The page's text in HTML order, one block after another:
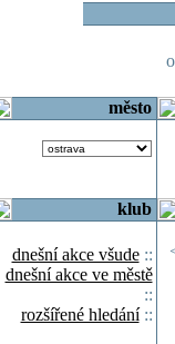
město
klub
dnešní akce všude::
dnešní akce ve městě
::
rozšířené hledání::